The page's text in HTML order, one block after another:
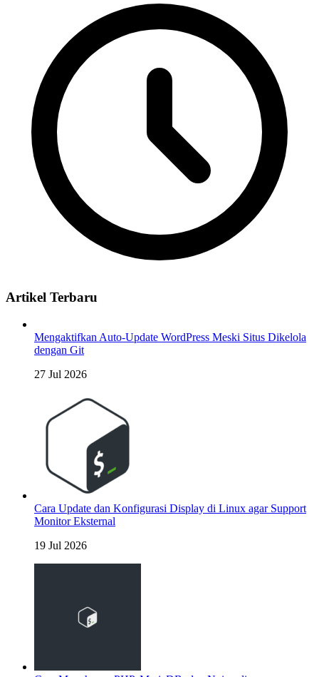
Artikel Terbaru
Mengaktifkan Auto-Update WordPress Meski Situs Dikelola
dengan Git
27 Jul 2026
Cara Update dan Konfigurasi Display di Linux agar Support
Monitor Eksternal
19 Jul 2026